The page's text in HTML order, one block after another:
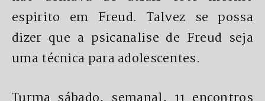
espirito em Freud. Talvez se possa
dizer que a psicanalise de Freud seja
uma técnica para adolescentes.